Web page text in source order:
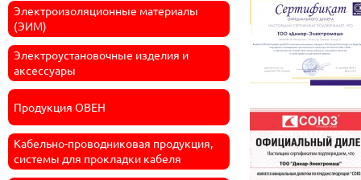
Электроизоляционные материалы
(ЭИМ)
Электроустановочные изделия и
аксессуары
Продукция ОВЕН
Кабельно-проводниковая продукция,
системы для прокладки кабеля